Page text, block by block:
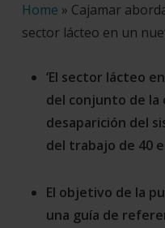
Home » Cajamar
sector lácteo en un
‘El sector lácteo
del conjunto de la
desaparición del
del trabajo de 40
El objetivo de la
una guía de